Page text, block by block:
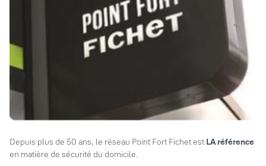
Depuis plus de 50 ans, le réseau Point Fort Fichet est LA référence
en matière de sécurité du domicile.